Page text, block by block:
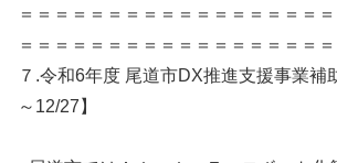
＝＝＝＝＝＝＝＝＝＝＝＝＝＝＝＝＝
＝＝＝＝＝＝＝＝＝＝＝＝＝＝＝＝＝
７.令和6年度 尾道市DX推進支援事業補
～12/27】